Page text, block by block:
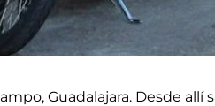
Guadalajara. Desde allí